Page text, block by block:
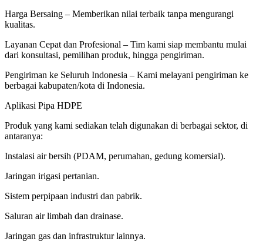
Harga Bersaing – Memberikan nilai terbaik tanpa mengurangi
kualitas.
Layanan Cepat dan Profesional – Tim kami siap membantu mulai
dari konsultasi, pemilihan produk, hingga pengiriman.
Pengiriman ke Seluruh Indonesia – Kami melayani pengiriman ke
berbagai kabupaten/kota di Indonesia.
Aplikasi Pipa HDPE
Produk yang kami sediakan telah digunakan di berbagai sektor, di
antaranya:
Instalasi air bersih (PDAM, perumahan, gedung komersial).
Jaringan irigasi pertanian.
Sistem perpipaan industri dan pabrik.
Saluran air limbah dan drainase.
Jaringan gas dan infrastruktur lainnya.